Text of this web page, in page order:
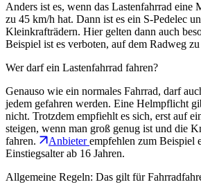
Anders ist es, wenn das Lastenfahrrad eine
zu 45 km/h hat. Dann ist es ein S-Pedelec
Kleinkrafträdern. Hier gelten dann auch
Beispiel ist es verboten, auf dem Radweg
Wer darf ein Lastenfahrrad fahren?
Genauso wie ein normales Fahrrad, darf
jedem gefahren werden. Eine Helmpflicht
nicht. Trotzdem empfiehlt es sich, erst auf
steigen, wenn man groß genug ist und die
fahren.
Anbieterempfehlen zum Beispiel
Einstiegsalter ab 16 Jahren.
Allgemeine Regeln: Das gilt für